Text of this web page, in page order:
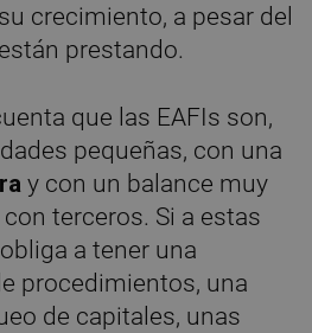
crecimiento, a pesar del
prestando.
que las EAFIs son,
pequeñas, con una
y con un balance muy
terceros. Si a estas
a tener una
procedimientos, una
de capitales, unas